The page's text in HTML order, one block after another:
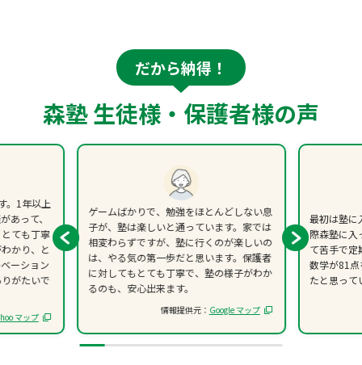
だから納得！
森塾 生徒様・保護者様の声
。1年以上
あって、
ても丁寧
かり、と
ーション
がたいで
マップ
ゲームばかりで、勉強をほとんどしない息
子が、塾は楽しいと通っています。家では
相変わらずですが、塾に行くのが楽しいの
は、やる気の第一歩だと思います。保護者
に対してもとても丁寧で、塾の様子がわか
るのも、安心出来ます。
情報提供元： Google マップ
最初は塾に
際森塾に入
て苦手で定
数学が81
たと思って